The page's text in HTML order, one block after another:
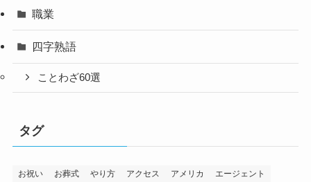
職業
四字熟語
ことわざ60選
タグ
お祝い お葬式 やり方 アクセス アメリカ エージェント